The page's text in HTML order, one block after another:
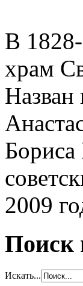
В
храм
Назван
Бориса
2009
Поиск
Искать...